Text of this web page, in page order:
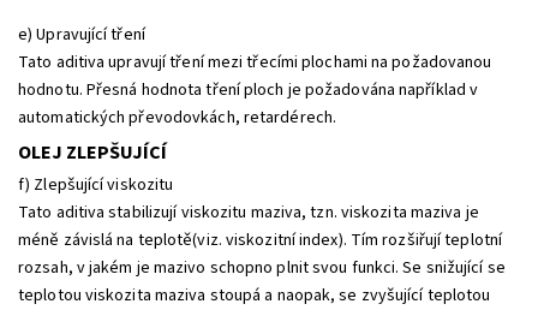
e) Upravující tření
Tato aditiva upravují tření mezi třecími plochami na požadovanou
hodnotu. Přesná hodnota tření ploch je požadována například v
automatických převodovkách, retardérech.
OLEJ ZLEPŠUJÍCÍ
f) Zlepšující viskozitu
Tato aditiva stabilizují viskozitu maziva, tzn. viskozita maziva je
méně závislá na teplotě(viz. viskozitní index). Tím rozšiřují teplotní
rozsah, v jakém je mazivo schopno plnit svou funkci. Se snižující se
teplotou viskozita maziva stoupá a naopak, se zvyšující teplotou